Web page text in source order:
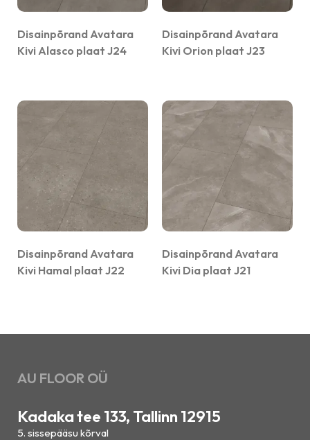
Disainpõrand Avatara
Kivi Alasco plaat J24
Disainpõrand Avatara
Kivi Orion plaat J23
Disainpõrand Avatara
Kivi Hamal plaat J22
Disainpõrand Avatara
Kivi Dia plaat J21
AU FLOOR OÜ
Kadaka tee 133, Tallinn 12915
5. sissepääsu kõrval